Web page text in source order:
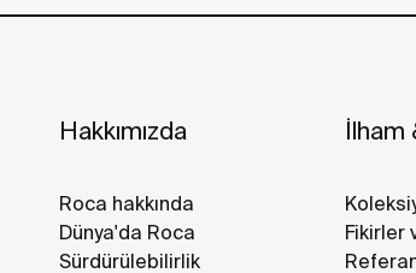
Hakkımızda
Roca hakkında
Dünya'da Roca
Sürdürülebilirlik
İlham
Fikirler